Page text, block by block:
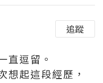
追蹤
直逗留。
想起這段經歷，